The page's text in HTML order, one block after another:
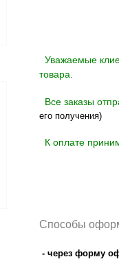
Уважаемые
товара.
Все заказы
его получения)
К оплате
Способы
- через форму